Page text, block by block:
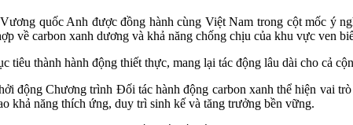
quốc Anh được đồng hành cùng Việt Nam trong cột mốc ý
về carbon xanh dương và khả năng chống chịu của khu vực ven
thành hành động thiết thực, mang lại tác động lâu dài cho cả
Chương trình Đối tác hành động carbon xanh thể hiện vai
khả năng thích ứng, duy trì sinh kế và tăng trưởng bền vững.